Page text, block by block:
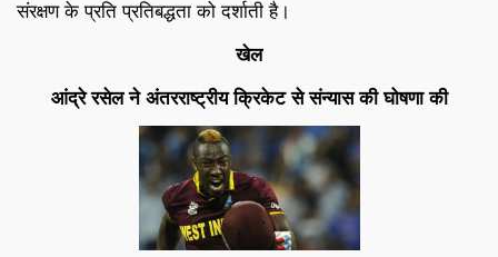
संरक्षण के प्रति प्रतिबद्धता को दर्शाती है।
खेल
आंद्रे रसेल ने अंतरराष्ट्रीय क्रिकेट से संन्यास की घोषणा की